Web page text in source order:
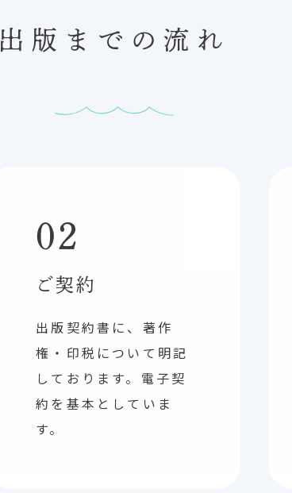
出版までの流れ
02
ご契約
出版契約書に、著作
権・印税について明記
しております。電子契
約を基本としていま
す。